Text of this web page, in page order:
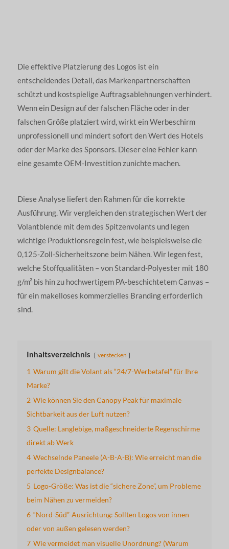
Die effektive Platzierung des Logos ist ein
entscheidendes Detail, das Markenpartnerschaften
schützt und kostspielige Auftragsablehnungen verhindert.
Wenn ein Design auf der falschen Fläche oder in der
falschen Größe platziert wird, wirkt ein Werbeschirm
unprofessionell und mindert sofort den Wert des Hotels
oder der Marke des Sponsors. Dieser eine Fehler kann
eine gesamte OEM-Investition zunichte machen.
Diese Analyse liefert den Rahmen für die korrekte
Ausführung. Wir vergleichen den strategischen Wert der
Volantblende mit dem des Spitzenvolants und legen
wichtige Produktionsregeln fest, wie beispielsweise die
0,125-Zoll-Sicherheitszone beim Nähen. Wir legen fest,
welche Stoffqualitäten – von Standard-Polyester mit 180
g/m² bis hin zu hochwertigem PA-beschichtetem Canvas –
für ein makelloses kommerzielles Branding erforderlich
sind.
Inhaltsverzeichnis verstecken
1 Warum gilt die Volant als “24/7-Werbetafel” für Ihre
Marke?
2 Wie können Sie den Canopy Peak für maximale
Sichtbarkeit aus der Luft nutzen?
3 Quelle: Langlebige, maßgeschneiderte Regenschirme
direkt ab Werk
4 Wechselnde Paneele (A-B-A-B): Wie erreicht man die
perfekte Designbalance?
5 Logo-Größe: Was ist die “sichere Zone”, um Probleme
beim Nähen zu vermeiden?
6 “Nord-Süd”-Ausrichtung: Sollten Logos von innen
oder von außen gelesen werden?
7 Wie vermeidet man visuelle Unordnung? (Warum